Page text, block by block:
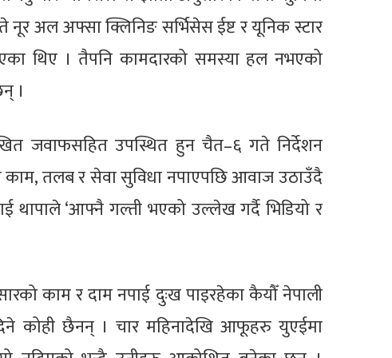
नूर अल अफ्सा क्लिनिङ सर्भिसेस ईष्ट र यूनिक स्टार
थिए । तैपनि कामदारको समस्या हल नभएको
।
जवाफसहित उपस्थित हुन चैत–६ गते निर्देशन
काम, तलब र सेवा सुविधा नपाएपछि आवाज उठाउँदै
थापाले ‘आफ्नै गल्ती भएको उल्लेख गर्दै भिडियो र
काम र दाम नपाई दुःख पाइरहेका कैयौँ नेपाली
कोही छैनन् । चार महिनादेखि आफूहरु युएईमा